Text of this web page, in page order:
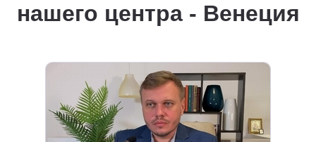
нашего центра - Венеция